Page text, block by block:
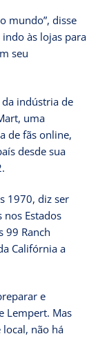
mundo”, disse
às lojas para
seu
indústria de
uma
de fãs online,
desde sua
1970, diz ser
Estados
99 Ranch
Califórnia a
e
Lempert. Mas
não há